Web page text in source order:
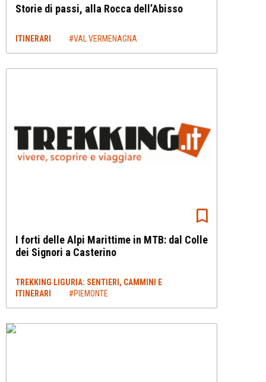
Storie di passi, alla Rocca dell’Abisso
ITINERARI #VAL VERMENAGNA
I forti delle Alpi Marittime in MTB: dal Colle
dei Signori a Casterino
TREKKING LIGURIA: SENTIERI, CAMMINI E
ITINERARI
#PIEMONTE